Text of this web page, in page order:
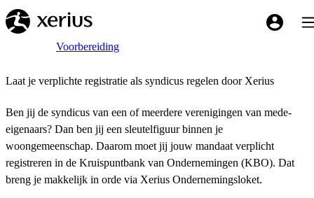
Overslaan naar de hoofdinhoud
My
Breadcrumb
HomeVoorbereiding
Laat je verplichte registratie als syndicus regelen door Xerius
Ben jij de syndicus van een of meerdere verenigingen van mede-
eigenaars? Dan ben jij een sleutelfiguur binnen je
woongemeenschap. Daarom moet jij jouw mandaat verplicht
registreren in de Kruispuntbank van Ondernemingen (KBO). Dat
breng je makkelijk in orde via Xerius Ondernemingsloket.